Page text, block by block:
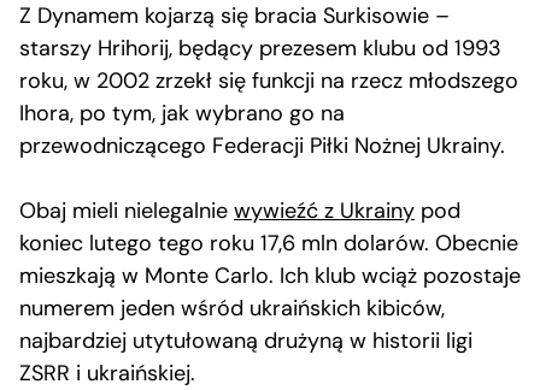
Z Dynamem kojarzą się bracia Surkisowie –
starszy Hrihorij, będący prezesem klubu od 1993
roku, w 2002 zrzekł się funkcji na rzecz młodszego
Ihora, po tym, jak wybrano go na
przewodniczącego Federacji Piłki Nożnej Ukrainy.
Obaj mieli nielegalnie wywieźć z Ukrainy pod
koniec lutego tego roku 17,6 mln dolarów. Obecnie
mieszkają w Monte Carlo. Ich klub wciąż pozostaje
numerem jeden wśród ukraińskich kibiców,
najbardziej utytułowaną drużyną w historii ligi
ZSRR i ukraińskiej.